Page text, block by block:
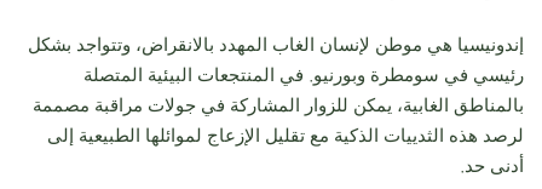
إندونيسيا هي موطن لإنسان الغاب المهدد بالانقراض، وتتواجد بشكل
رئيسي في سومطرة وبورنيو. في المنتجعات البيئية المتصلة
بالمناطق الغابية، يمكن للزوار المشاركة في جولات مراقبة مصممة
لرصد هذه الثدييات الذكية مع تقليل الإزعاج لموائلها الطبيعية إلى
أدنى حد.